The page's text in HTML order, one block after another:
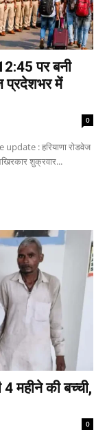
पर बनी
प्रदेशभर में
0
: हरियाणा रोडवेज
शुक्रवार...
महीने की बच्ची,
0